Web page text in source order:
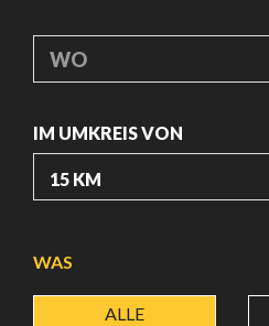
WO
IM UMKREIS VON
BREITENGRAD
WAS
ALLE